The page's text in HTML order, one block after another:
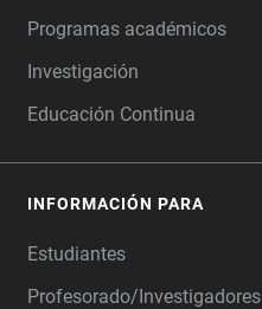
Programas académicos
Investigación
Educación Continua
INFORMACIÓN PARA
Estudiantes
Profesorado/Investigadores